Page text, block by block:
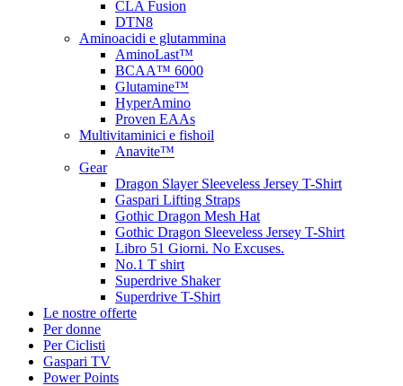
CLA Fusion
DTN8
Aminoacidi e glutammina
AminoLast™
BCAA™ 6000
Glutamine™
HyperAmino
Proven EAAs
Multivitaminici e fishoil
Anavite™
Gear
Dragon Slayer Sleeveless Jersey T-Shirt
Gaspari Lifting Straps
Gothic Dragon Mesh Hat
Gothic Dragon Sleeveless Jersey T-Shirt
Libro 51 Giorni. No Excuses.
No.1 T shirt
Superdrive Shaker
Superdrive T-Shirt
Le nostre offerte
Per donne
Per Ciclisti
Gaspari TV
Power Points